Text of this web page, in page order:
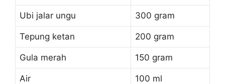
Ubi jalar ungu 300 gram
Tepung ketan 200 gram
Gula merah 150 gram
Air 100 ml